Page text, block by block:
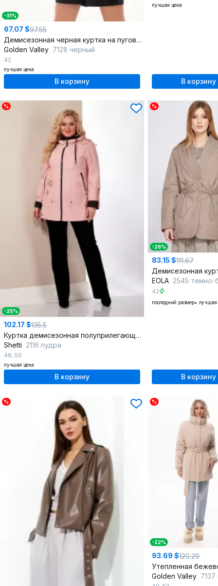
-31%
67.07 $97.55
Демисезонная черная куртка на пуговицах
Golden Valley 7128 черный
42
лучшая цена
В корзину
лучшая цена
В корзину
%
-25%
102.17 $135.5
Куртка демисезонная полуприлегающая с контрастным капюшоном
Shetti 2116 пудра
48, 50
лучшая цена
В корзину
%
-26%
83.15 $111.67
EOLA 2545
42
последний размер лучшая
В корзину
% %
-22%
93.69 $120.29
Golden Valley